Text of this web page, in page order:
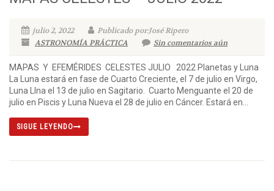
julio 2, 2022
Publicado por:José Ripero
ASTRONOMÍA PRÁCTICA
Sin comentarios aún
MAPAS Y EFEMÉRIDES CELESTES JULIO 2022 Planetas y Luna
La Luna estará en fase de Cuarto Creciente, el 7 de julio en Virgo,
Luna Llna el 13 de julio en Sagitario. Cuarto Menguante el 20 de
julio en Piscis y Luna Nueva el 28 de julio en Cáncer. Estará en...
SIGUE LEYENDO